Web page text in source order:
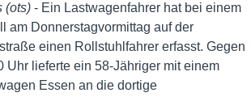
(ots) - Ein Lastwagenfahrer hat bei einem
am Donnerstagvormittag auf der
einen Rollstuhlfahrer erfasst. Gegen
Uhr lieferte ein 58-Jähriger mit einem
Essen an die dortige